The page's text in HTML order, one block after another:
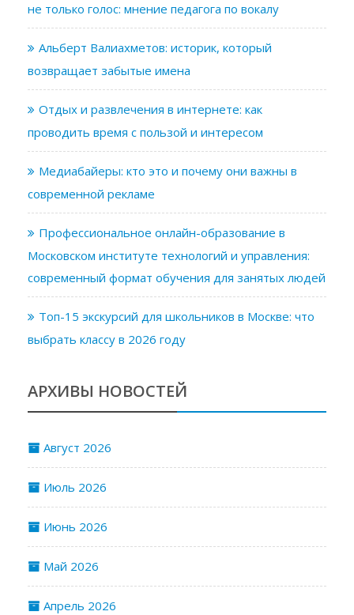
не только голос: мнение педагога по вокалу
Альберт Валиахметов: историк, который
возвращает забытые имена
Отдых и развлечения в интернете: как
проводить время с пользой и интересом
Медиабайеры: кто это и почему они важны в
современной рекламе
Профессиональное онлайн-образование в
Московском институте технологий и управления:
современный формат обучения для занятых людей
Топ-15 экскурсий для школьников в Москве: что
выбрать классу в 2026 году
АРХИВЫ НОВОСТЕЙ
Август 2026
Июль 2026
Июнь 2026
Май 2026
Апрель 2026